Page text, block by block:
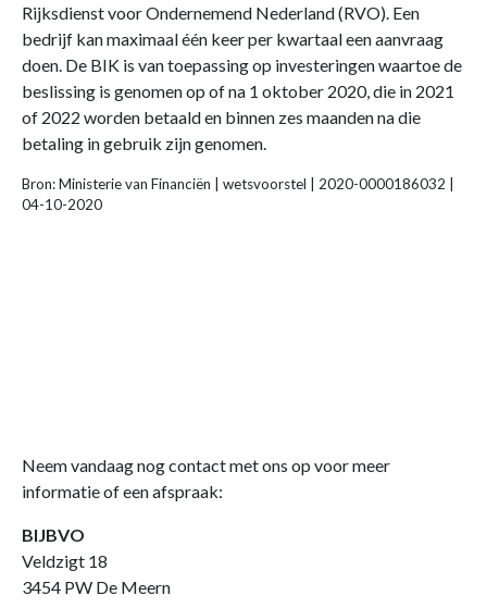
Rijksdienst voor Ondernemend Nederland (RVO). Een
bedrijf kan maximaal één keer per kwartaal een aanvraag
doen. De BIK is van toepassing op investeringen waartoe de
beslissing is genomen op of na 1 oktober 2020, die in 2021
of 2022 worden betaald en binnen zes maanden na die
betaling in gebruik zijn genomen.
Bron: Ministerie van Financiën | wetsvoorstel | 2020-0000186032 |
04-10-2020
Neem vandaag nog contact met ons op voor meer
informatie of een afspraak:
BIJBVO
Veldzigt 18
3454 PW De Meern